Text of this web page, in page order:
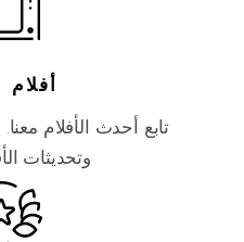
تابع أحدث الأفلام معنا.
وتحديثات